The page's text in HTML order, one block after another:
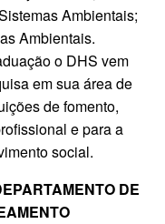
Ambientais;
Ambientais.
o DHS vem
em sua área de
de fomento,
e para a
social.
DE